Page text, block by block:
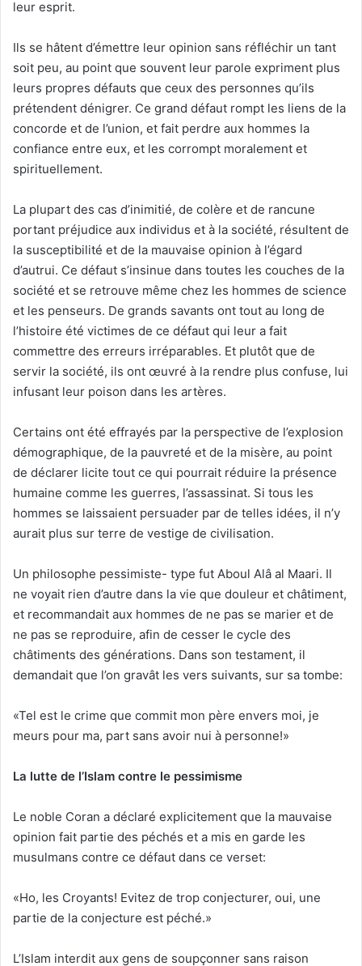
leur esprit.
Ils se hâtent d’émettre leur opinion sans réfléchir un tant
soit peu, au point que souvent leur parole expriment plus
leurs propres défauts que ceux des personnes qu’ils
prétendent dénigrer. Ce grand défaut rompt les liens de la
concorde et de l’union, et fait perdre aux hommes la
confiance entre eux, et les corrompt moralement et
spirituellement.
La plupart des cas d’inimitié, de colère et de rancune
portant préjudice aux individus et à la société, résultent de
la susceptibilité et de la mauvaise opinion à l’égard
d’autrui. Ce défaut s’insinue dans toutes les couches de la
société et se retrouve même chez les hommes de science
et les penseurs. De grands savants ont tout au long de
l’histoire été victimes de ce défaut qui leur a fait
commettre des erreurs irréparables. Et plutôt que de
servir la société, ils ont œuvré à la rendre plus confuse, lui
infusant leur poison dans les artères.
Certains ont été effrayés par la perspective de l’explosion
démographique, de la pauvreté et de la misère, au point
de déclarer licite tout ce qui pourrait réduire la présence
humaine comme les guerres, l’assassinat. Si tous les
hommes se laissaient persuader par de telles idées, il n’y
aurait plus sur terre de vestige de civilisation.
Un philosophe pessimiste- type fut Aboul Alâ al Maari. Il
ne voyait rien d’autre dans la vie que douleur et châtiment,
et recommandait aux hommes de ne pas se marier et de
ne pas se reproduire, afin de cesser le cycle des
châtiments des générations. Dans son testament, il
demandait que l’on gravât les vers suivants, sur sa tombe:
«Tel est le crime que commit mon père envers moi, je
meurs pour ma, part sans avoir nui à personne!»
La lutte de l’Islam contre le pessimisme
Le noble Coran a déclaré explicitement que la mauvaise
opinion fait partie des péchés et a mis en garde les
musulmans contre ce défaut dans ce verset:
«Ho, les Croyants! Evitez de trop conjecturer, oui, une
partie de la conjecture est péché.»
L’Islam interdit aux gens de soupçonner sans raison